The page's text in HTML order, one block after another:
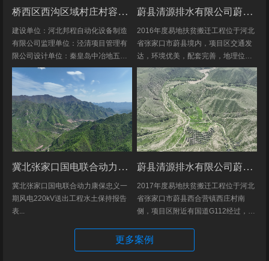
桥西区西沟区域村庄村容村貌改造提升及基础设施建设项目堆料场土地复垦验收资料
建设单位：河北邦程自动化设备制造
有限公司监理单位：泾清项目管理有
限公司设计单位：秦皇岛中冶地五一
五勘测有限公司施工单位：河北康安
劳务派遣有限公司桥西区西沟区域村
庄村容村貌改造提升及基础设施建设
项目堆料...
蔚县清源排水有限公司蔚县2016年度易地扶贫搬迁工程水土保持方案
2016年度易地扶贫搬迁工程位于河北
省张家口市蔚县境内，项目区交通发
达，环境优美，配套完善，地理位置
优越。项目地理位置图见附图1-1。项
目共建12个易地搬迁安置区，分别位
于白草村乡西户庄村、柏树乡柏树...
冀北张家口国电联合动力康保忠义一期风电220kV送出工程水土保持报告表
冀北张家口国电联合动力康保忠义一
期风电220kV送出工程水土保持报告
表...
蔚县清源排水有限公司蔚县2017年度易地扶贫搬迁工程（一期）水土保持方案
2017年度易地扶贫搬迁工程位于河北
省张家口市蔚县西合营镇西庄村南
侧，项目区附近有国道G112经过，交
位置优越。项目地理位置图见附图1。
项目总占地面积14.82hm2,...
更多案例